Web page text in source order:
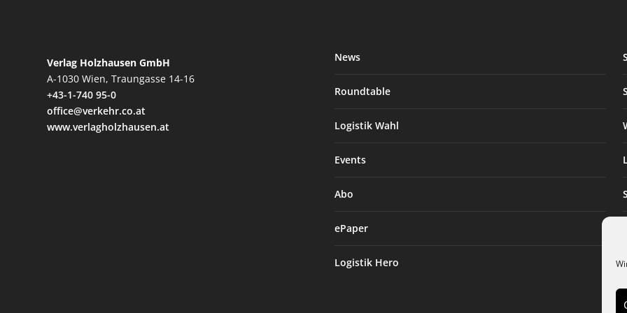
Verlag Holzhausen GmbH
A-1030 Wien, Traungasse 14-16
+43-1-740 95-0
office@verkehr.co.at
www.verlagholzhausen.at
News
Roundtable
Logistik Wahl
Events
Abo
ePaper
Logistik Hero